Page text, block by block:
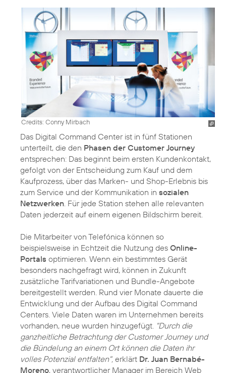
Credits: Conny Mirbach
Das Digital Command Center ist in fünf Stationen
unterteilt, die den Phasen der Customer Journey
entsprechen: Das beginnt beim ersten Kundenkontakt,
gefolgt von der Entscheidung zum Kauf und dem
Kaufprozess, über das Marken- und Shop-Erlebnis bis
zum Service und der Kommunikation in sozialen
Netzwerken . Für jede Station stehen alle relevanten
Daten jederzeit auf einem eigenen Bildschirm bereit.
Die Mitarbeiter von Telefónica können so
beispielsweise in Echtzeit die Nutzung des Online-
Portals optimieren. Wenn ein bestimmtes Gerät
besonders nachgefragt wird, können in Zukunft
zusätzliche Tarifvariationen und Bundle-Angebote
bereitgestellt werden. Rund vier Monate dauerte die
Entwicklung und der Aufbau des Digital Command
Centers. Viele Daten waren im Unternehmen bereits
vorhanden, neue wurden hinzugefügt. "Durch die
ganzheitliche Betrachtung der Customer Journey und
die Bündelung an einem Ort können die Daten ihr
volles Potenzial entfalten", erklärt Dr. Juan Bernabé-
Moreno, verantwortlicher Manager im Bereich Web